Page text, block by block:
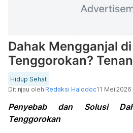
Dahak Mengganjal di
Tenggorokan?
Hidup Sehat
Ditinjau oleh Redaksi Halodoc11 Mei 2026
Penyebab dan Solusi
Tenggorokan